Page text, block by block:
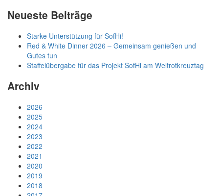
Neueste Beiträge
Starke Unterstützung für SofHi!
Red & White Dinner 2026 – Gemeinsam genießen und
Gutes tun
Staffelübergabe für das Projekt SofHi am Weltrotkreuztag
Archiv
2026
2025
2024
2023
2022
2021
2020
2019
2018